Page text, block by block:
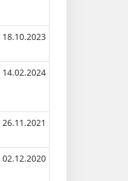
18.10.2023
14.02.2024
26.11.2021
02.12.2020